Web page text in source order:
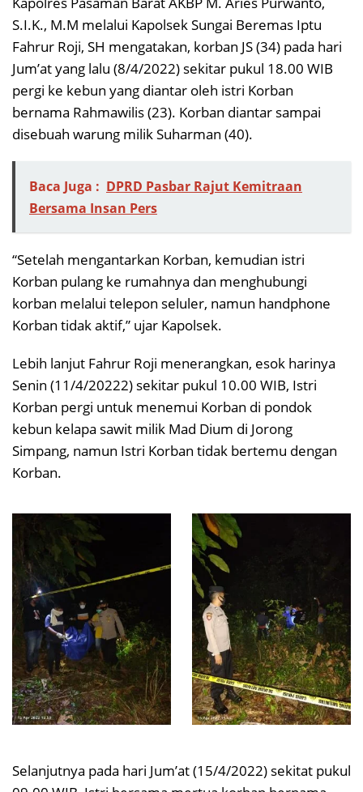
S.I.K., M.M melalui Kapolsek Sungai Beremas Iptu
Fahrur Roji, SH mengatakan, korban JS (34) pada hari
Jum’at yang lalu (8/4/2022) sekitar pukul 18.00 WIB
pergi ke kebun yang diantar oleh istri Korban
bernama Rahmawilis (23). Korban diantar sampai
disebuah warung milik Suharman (40).
Baca Juga : DPRD Pasbar Rajut Kemitraan
Bersama Insan Pers
“Setelah mengantarkan Korban, kemudian istri
Korban pulang ke rumahnya dan menghubungi
korban melalui telepon seluler, namun handphone
Korban tidak aktif,” ujar Kapolsek.
Lebih lanjut Fahrur Roji menerangkan, esok harinya
Senin (11/4/20222) sekitar pukul 10.00 WIB, Istri
Korban pergi untuk menemui Korban di pondok
kebun kelapa sawit milik Mad Dium di Jorong
Simpang, namun Istri Korban tidak bertemu dengan
Korban.
Selanjutnya pada hari Jum’at (15/4/2022) sekitat pukul